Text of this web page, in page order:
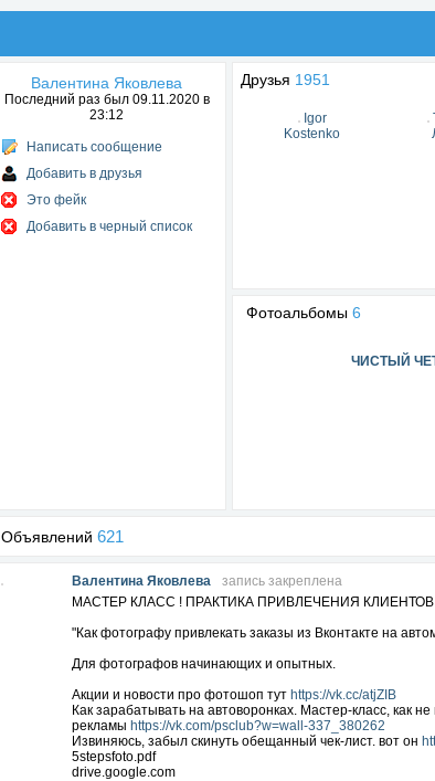
Валентина Яковлева
Последний раз был 09.11.2020 в
23:12
Написать сообщение
Добавить в друзья
Это фейк
Добавить в черный список
Друзья 1951
Igor
Kostenko
Фотоальбомы 6
ЧИСТЫЙ
Объявлений 621
Валентина Яковлева
запись закреплена
МАСТЕР КЛАСС ! ПРАКТИКА ПРИВЛЕЧЕНИЯ КЛИЕНТОВ
"Как фотографу привлекать заказы из Вконтакте на
Для фотографов начинающих и опытных.
Акции и новости про фотошоп тут https://vk.cc/atjZIB
Как зарабатывать на автоворонках. Мастер-класс, как
рекламы https://vk.com/psclub?w=wall-337_380262
Извиняюсь, забыл скинуть обещанный чек-лист. вот он
5stepsfoto.pdf
drive.google.com